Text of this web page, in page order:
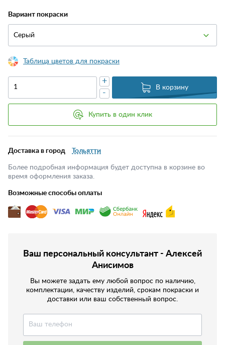
Вариант покраски
Серый
Таблица цветов для покраски
-
+
В корзину
Купить в один клик
Доставка в город Тольятти
Более подробная информация будет доступна в корзине во
время оформления заказа.
Возможные способы оплаты
Ваш персональный консультант - Алексей
Анисимов
Вы можете задать ему любой вопрос по наличию,
комплектации, качеству изделий, срокам покраски и
доставки или ваш собственный вопрос.